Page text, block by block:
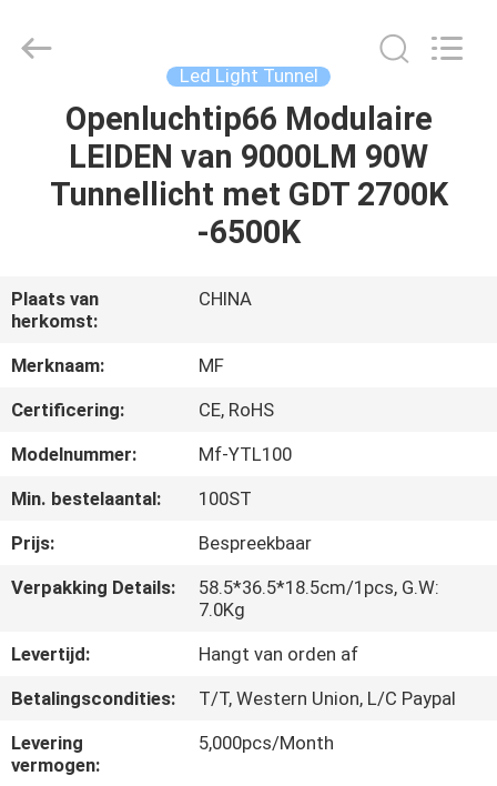
HUIS
PRODUCTEN
OVER
ONS
FABRIEKSREIS
KWALITEITSCONTROLE
CONTACTEER
VERZOEK
OM EEN
CITAAT
Co.,Ltd..
Led Light Tunnel
Openluchtip66 Modulaire
LEIDEN van 9000LM 90W
Tunnellicht met GDT 2700K
-6500K
Plaats van
herkomst:
CHINA
Merknaam:
MF
Certificering:
CE, RoHS
Modelnummer:
Mf-YTL100
Min. bestelaantal:
100ST
Prijs:
Bespreekbaar
Verpakking Details:
58.5*36.5*18.5cm/1pcs, G.W:
7.0Kg
Levertijd:
Hangt van orden af
Betalingscondities:
T/T, Western Union, L/C Paypal
Levering
vermogen:
5,000pcs/Month